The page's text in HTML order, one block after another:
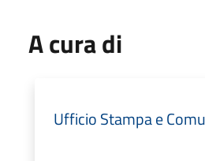
A cura di
Ufficio Stampa e